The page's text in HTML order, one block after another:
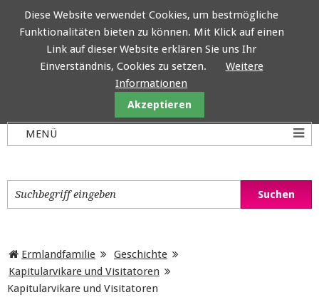
Ermlandfamilie
Geschichte
Kapitularvikare und Visitatoren
Kapitularvikare und Visitatoren
Diese Website verwendet Cookies, um bestmögliche
Funktionalitäten bieten zu können. Mit Klick auf einen
Link auf dieser Website erklären Sie uns Ihr
Einverständnis, Cookies zu setzen.
Weitere
Informationen
Akzeptieren